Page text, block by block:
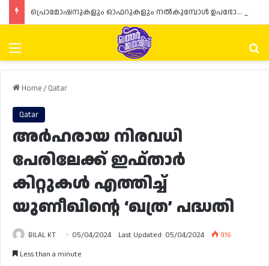
പ്രൊമോഷനുകളും ഓഫറുകളും നൽകുമ്പോൾ ഉപഭോക്താക്കളുടെ അവകാശങ്ങൾ ഉറപ്പാക്കണമെന്ന് ഖത്തർ വാണിജ്യ വ്യവസായ മന്ത്രാലയത്തിന്റെ (MoCI) നിർദ്ദേശം
Menu
Home/ Qatar
Qatar
അർഹരായ നിരവധി
പേരിലേക്ക് ഇഫ്താർ
കിറ്റുകൾ എത്തിച്ച്
യുണീഖിന്റെ ‘ഖത്ര’ പദ്ധതി
BILAL KT 05/04/2024 Last Updated: 05/04/2024
916
Less than a minute